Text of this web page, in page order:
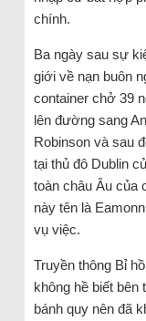
chính.
Ba ngày sau sự
giới về nạn buôn
container chở 39
lên đường sang
Robinson và sau
tại thủ đô Dublin
toàn châu Âu của
này tên là
vụ việc.
Truyền thông Bỉ
không hề biết
bánh quy nên đã